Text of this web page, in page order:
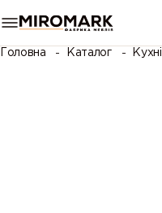
Головна Каталог Кухні